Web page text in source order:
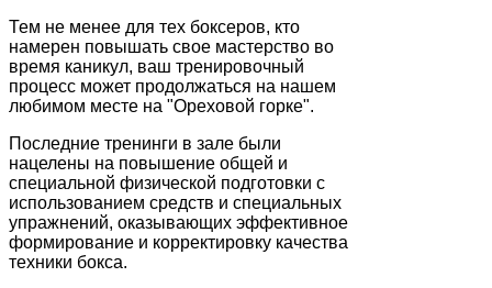
Тем не менее для тех боксеров, кто
намерен повышать свое мастерство во
время каникул, ваш тренировочный
процесс может продолжаться на нашем
любимом месте на "Ореховой горке".
Последние тренинги в зале были
нацелены на повышение общей и
специальной физической подготовки с
использованием средств и специальных
упражнений, оказывающих эффективное
формирование и корректировку качества
техники бокса.